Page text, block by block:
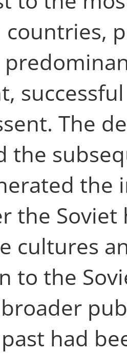
countries,
The
the
the
the
cultures
to the
had